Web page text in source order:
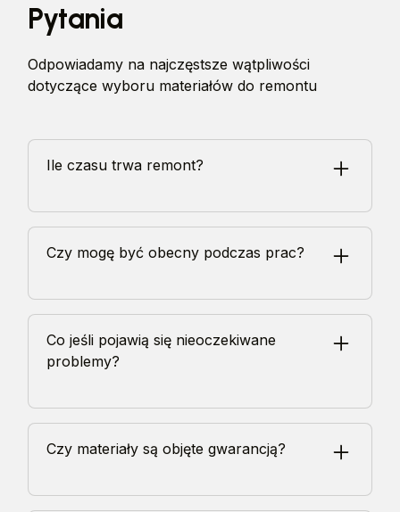
Pytania
Odpowiadamy na najczęstsze wątpliwości
dotyczące wyboru materiałów do remontu
Ile czasu trwa remont?
podajemy dokładny harmonogram na etapie wyceny.
Czy mogę być obecny podczas prac?
że wszystko idzie zgodnie z planem.
Co jeśli pojawią się nieoczekiwane
problemy?
klienta i omawiamy rozwiązania przed podjęciem działań.
Czy materiały są objęte gwarancją?